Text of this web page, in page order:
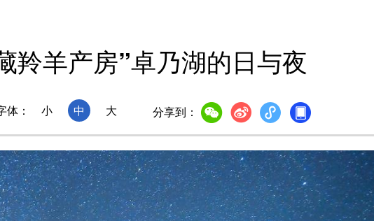
羚羊产房”卓乃湖的日与夜
体： 小 中 大 分享到：